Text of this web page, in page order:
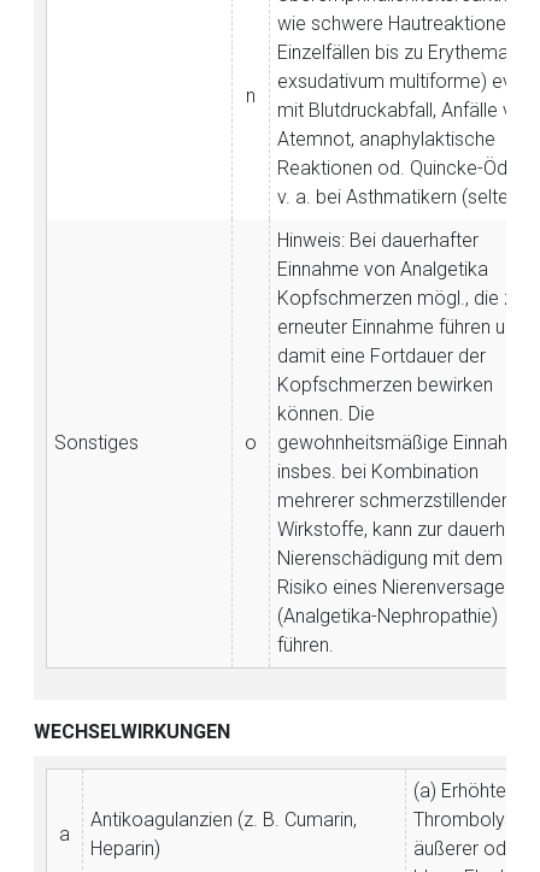
n
wie schwere Hautreaktionen (in
Einzelfällen bis zu Erythema
exsudativum multiforme) evtl.
mit Blutdruckabfall, Anfälle von
Atemnot, anaphylaktische
Reaktionen od. Quincke-Ödem,
v. a. bei Asthmatikern (selten)
Sonstiges o
Hinweis: Bei dauerhafter
Einnahme von Analgetika
Kopfschmerzen mögl., die zu
erneuter Einnahme führen u.
damit eine Fortdauer der
Kopfschmerzen bewirken
können. Die
gewohnheitsmäßige Einnahme,
insbes. bei Kombination
mehrerer schmerzstillender
Wirkstoffe, kann zur
Nierenschädigung mit dem
Risiko eines Nierenversagens
(Analgetika-Nephropathie)
führen.
WECHSELWIRKUNGEN
a
Antikoagulanzien (z. B. Cumarin,
Heparin)
(a) Erhöhtes
äußerer od.